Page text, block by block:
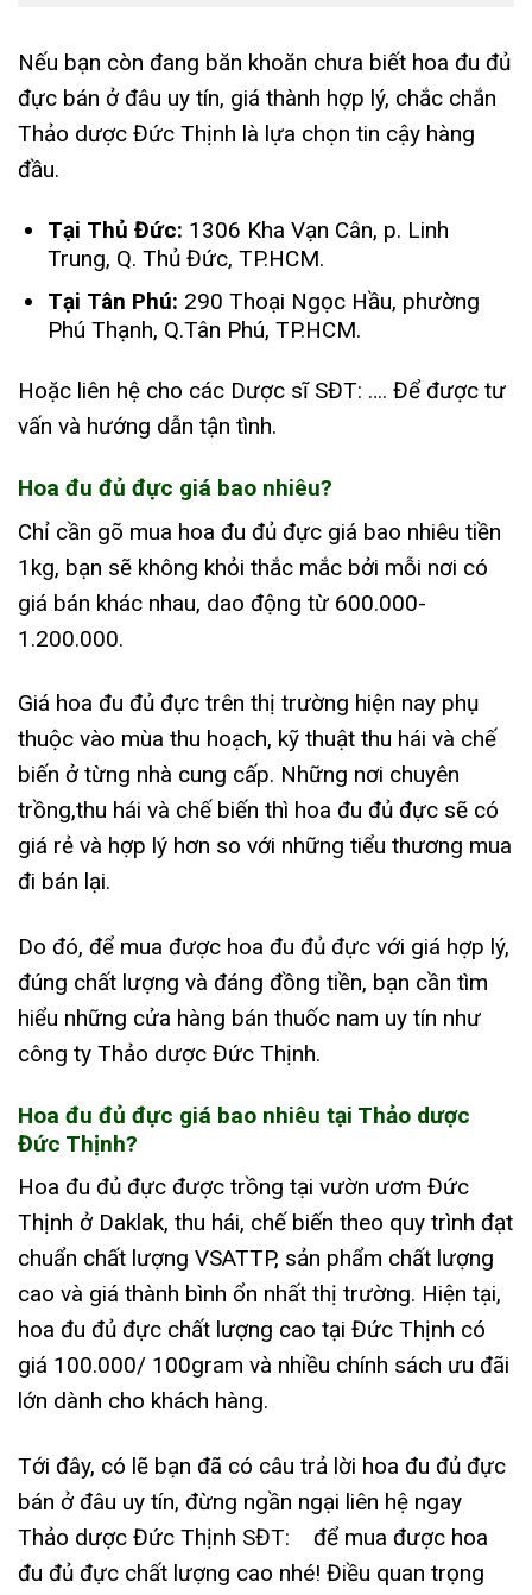
Nếu bạn còn đang băn khoăn chưa biết hoa đu đủ
đực bán ở đâu uy tín, giá thành hợp lý, chắc chắn
Thảo dược Đức Thịnh là lựa chọn tin cậy hàng
đầu.
Tại Thủ Đức: 1306 Kha Vạn Cân, p. Linh
Trung, Q. Thủ Đức, TP.HCM.
Tại Tân Phú: 290 Thoại Ngọc Hầu, phường
Phú Thạnh, Q.Tân Phú, TP.HCM.
Hoặc liên hệ cho các Dược sĩ SĐT: …. Để được tư
vấn và hướng dẫn tận tình.
Hoa đu đủ đực giá bao nhiêu?
Chỉ cần gõ mua hoa đu đủ đực giá bao nhiêu tiền
1kg, bạn sẽ không khỏi thắc mắc bởi mỗi nơi có
giá bán khác nhau, dao động từ 600.000-
1.200.000.
Giá hoa đu đủ đực trên thị trường hiện nay phụ
thuộc vào mùa thu hoạch, kỹ thuật thu hái và chế
biến ở từng nhà cung cấp. Những nơi chuyên
trồng,thu hái và chế biến thì hoa đu đủ đực sẽ có
giá rẻ và hợp lý hơn so với những tiểu thương mua
đi bán lại.
Do đó, để mua được hoa đu đủ đực với giá hợp lý,
đúng chất lượng và đáng đồng tiền, bạn cần tìm
hiểu những cửa hàng bán thuốc nam uy tín như
công ty Thảo dược Đức Thịnh.
Hoa đu đủ đực giá bao nhiêu tại Thảo dược
Đức Thịnh?
Hoa đu đủ đực được trồng tại vườn ươm Đức
Thịnh ở Daklak, thu hái, chế biến theo quy trình đạt
chuẩn chất lượng VSATTP, sản phẩm chất lượng
cao và giá thành bình ổn nhất thị trường. Hiện tại,
hoa đu đủ đực chất lượng cao tại Đức Thịnh có
giá 100.000/ 100gram và nhiều chính sách ưu đãi
lớn dành cho khách hàng.
Tới đây, có lẽ bạn đã có câu trả lời hoa đu đủ đực
bán ở đâu uy tín, đừng ngần ngại liên hệ ngay
Thảo dược Đức Thịnh SĐT: để mua được hoa
đu đủ đực chất lượng cao nhé! Điều quan trọng